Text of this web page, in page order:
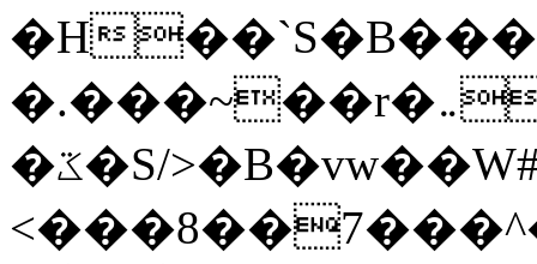
�H
�.���~��r�޼�}�܅�mؕWu���K}
�ػ�S/>�B�vw��W#�I��*]\W��)Ħ�1��fC}